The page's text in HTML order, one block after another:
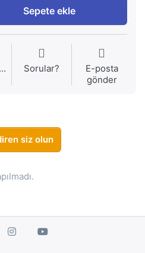
Sepete ekle
Karşılaştırma Sorular?
E-posta
gönder
siz olun